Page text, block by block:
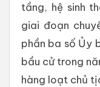
tầng, hệ sinh
giai đoạn
phần ba số Ủy
bầu cử trong
hàng loạt chủ